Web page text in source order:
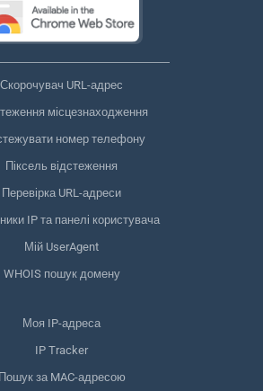
Скорочувач URL-адрес
місцезнаходження
номер телефону
Піксель відстеження
Перевірка URL-адреси
IP та панелі користувача
Мій UserAgent
WHOIS пошук домену
Моя IP-адреса
IP Tracker
Пошук за MAC-адресою